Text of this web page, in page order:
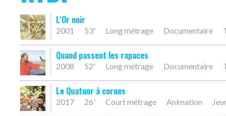
L'Or noir
2001 53' Long métrage Documentaire
Quand passent les rapaces
2008 52' Long métrage Documentaire
Le Quatuor à cornes
2017 26' Court métrage Animation